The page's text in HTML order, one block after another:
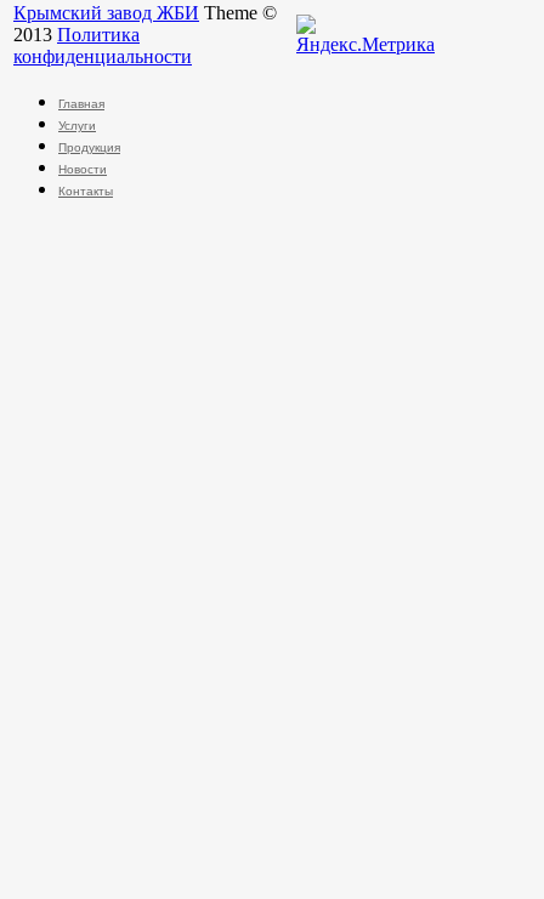
Крымский завод ЖБИ Theme ©
2013 Политика
конфиденциальности
Главная
Услуги
Продукция
Новости
Контакты